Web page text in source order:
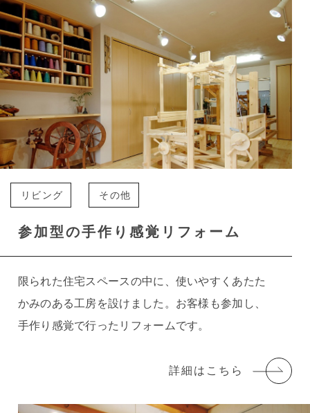
リビング その他
参加型の手作り感覚リフォーム
限られた住宅スペースの中に、使いやすくあたた
かみのある工房を設けました。お客様も参加し、
手作り感覚で行ったリフォームです。
詳細はこちら